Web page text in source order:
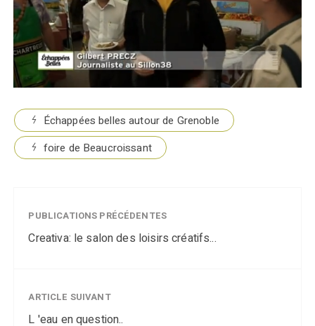
Échappées belles autour de Grenoble
foire de Beaucroissant
PUBLICATIONS PRÉCÉDENTES
Creativa: le salon des loisirs créatifs...
ARTICLE SUIVANT
L 'eau en question..